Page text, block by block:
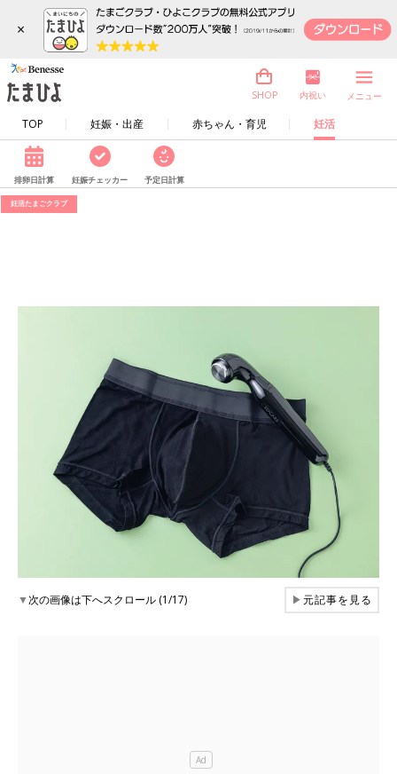
×
TOP 妊娠・出産 赤ちゃん・育児 妊活
SHOP 内祝い メニュー
排卵日計算 妊娠チェッカー 予定日計算
妊活たまごクラブ
▼次の画像は下へスクロール (1/17) ▶元記事を見る